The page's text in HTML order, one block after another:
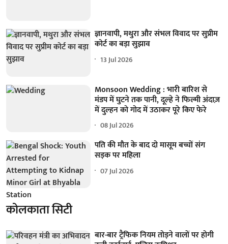
ज्ञानवापी, मथुरा और संभल विवाद पर सुप्रीम
कोर्ट का बड़ा सुझाव
13 Jul 2026
Monsoon Wedding : भारी बारिश से
मंडप में घुटने तक पानी, दूल्हे ने फिल्मी अंदाज़
में दुल्हन को गोद में उठाकर पूरे किए फेरे
08 Jul 2026
पति की मौत के बाद दो मासूम बच्चों संग
सड़क पर महिला
07 Jul 2026
कोलकाता सिटी
बार-बार ट्रैफिक नियम तोड़ने वालों पर होगी